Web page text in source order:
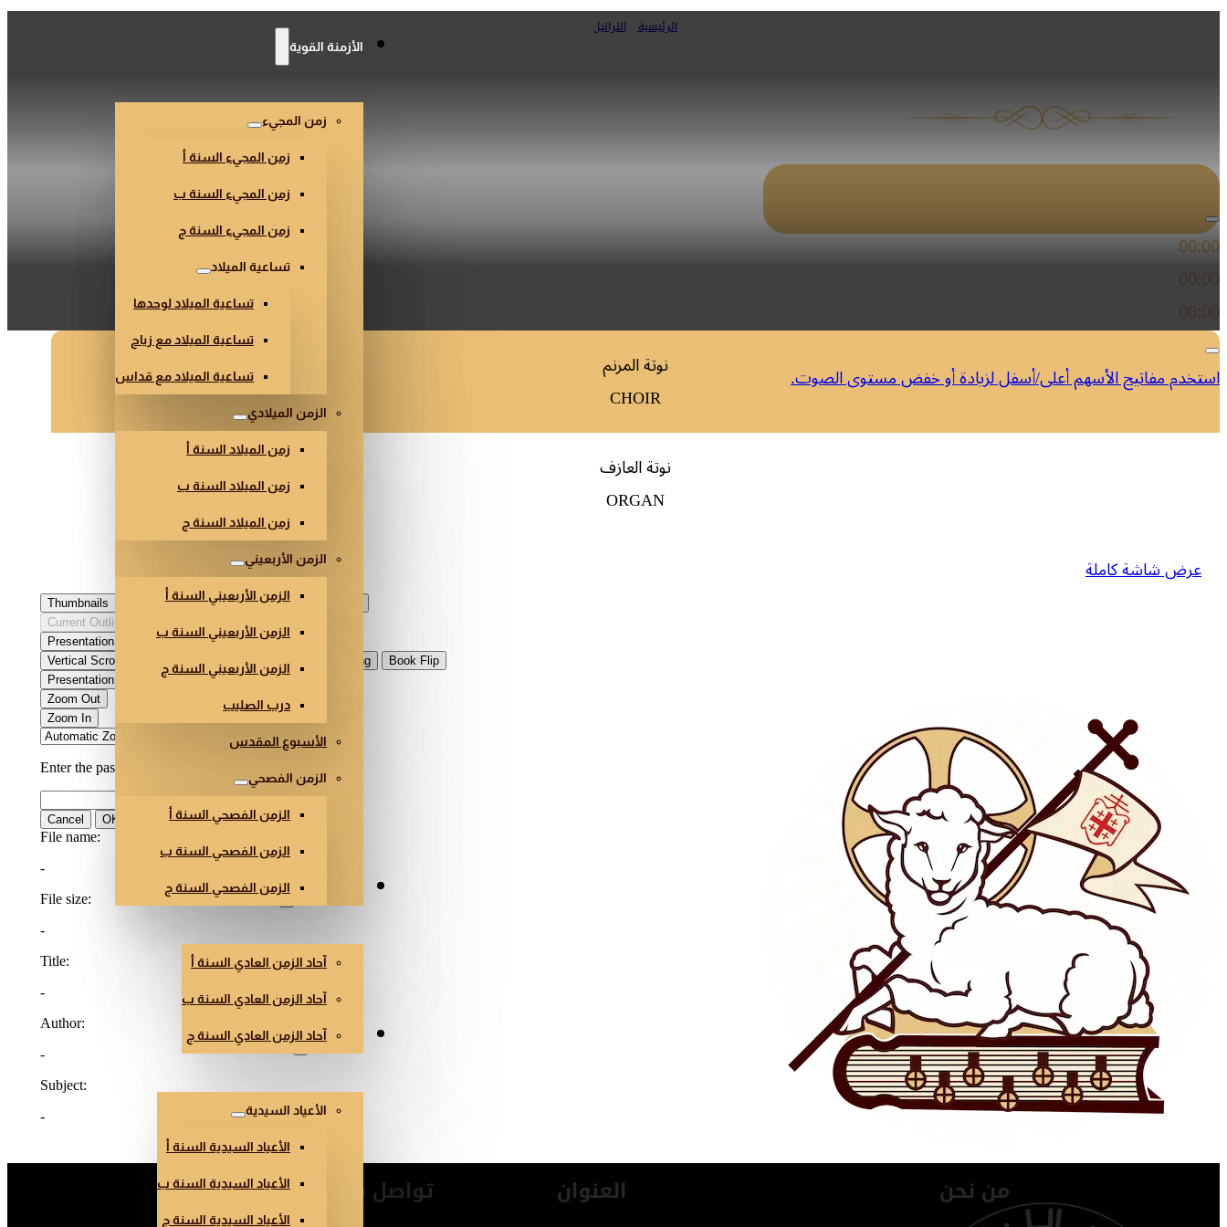
الأزمنة القوية
زمن المجيء
زمن المجيء السنة أ
زمن المجيء السنة ب
زمن المجيء السنة ج
تساعية الميلاد
تساعية الميلاد لوحدها
تساعية الميلاد مع زياح
تساعية الميلاد مع قداس
الزمن الميلادي
زمن الميلاد السنة أ
زمن الميلاد السنة ب
زمن الميلاد السنة ج
الزمن الأربعيني
الزمن الأربعيني السنة أ
الزمن الأربعيني السنة ب
الزمن الأربعيني السنة ج
درب الصليب
الأسبوع المقدس
الزمن الفصحي
الزمن الفصحي السنة أ
الزمن الفصحي السنة ب
الزمن الفصحي السنة ج الزمن العادي
آحاد الزمن العادي السنة أ
آحاد الزمن العادي السنة ب
آحاد الزمن العادي السنة جأعياد أخرى
الأعياد السيدية
الأعياد السيدية السنة أ
الأعياد السيدية السنة ب
الأعياد السيدية السنة ج
الرئيسية التراتيل
مشغل الصوت
00:00
00:00
00:00
استخدم مفاتيح الأسهم أعلى/أسفل لزيادة أو خفض مستوى الصوت.
نوتة المرنم
CHOIR
نوتة العازف
ORGAN
عرض شاشة كاملة
من نحن العنوان تواصل معنا